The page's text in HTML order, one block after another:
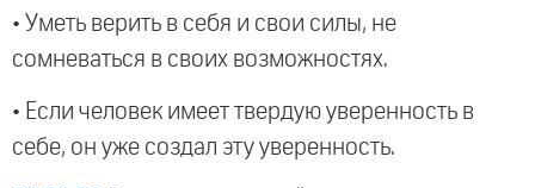
• Уметь верить в себя и свои силы, не
сомневаться в своих возможностях.
• Если человек имеет твердую уверенность в
себе, он уже создал эту уверенность.